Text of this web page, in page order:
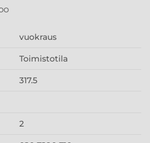
vuokraus
Toimistotila
317.5
2